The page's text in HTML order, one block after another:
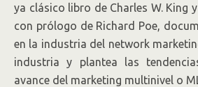
ya clásico libro de Charles W. King
con prólogo de Richard Poe,
en la industria del network
industria y plantea las
avance del marketing multinivel o